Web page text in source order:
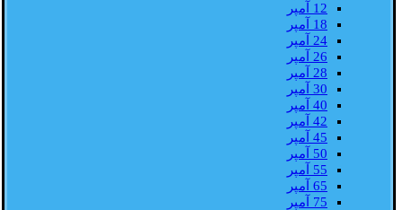
12 آمپر
18 آمپر
24 آمپر
26 آمپر
28 آمپر
30 آمپر
40 آمپر
42 آمپر
45 آمپر
50 آمپر
55 آمپر
65 آمپر
75 آمپر